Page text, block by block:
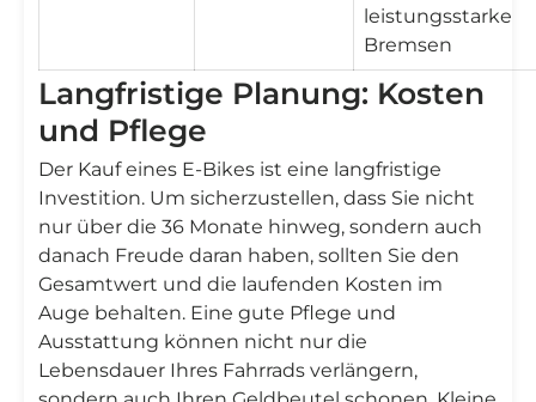
leistungsstarke
Bremsen
Langfristige Planung: Kosten
und Pflege
Der Kauf eines E-Bikes ist eine langfristige
Investition. Um sicherzustellen, dass Sie nicht
nur über die 36 Monate hinweg, sondern auch
danach Freude daran haben, sollten Sie den
Gesamtwert und die laufenden Kosten im
Auge behalten. Eine gute Pflege und
Ausstattung können nicht nur die
Lebensdauer Ihres Fahrrads verlängern,